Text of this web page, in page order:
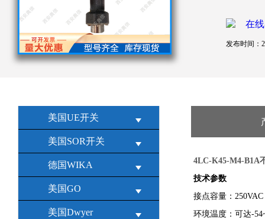
发布时间：
美国UE开关
美国SOR开关
德国WIKA
美国GO
美国Dwyer
4LC-K45-M4-B1A
技术参数
接点容量：
环境温度：可达-